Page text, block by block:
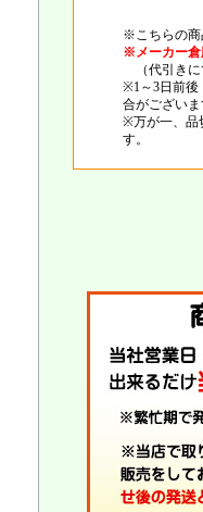
※こちらの商
※メーカー倉
（代引きに
※1～3日前後
合がございま
※万が一、品
す。